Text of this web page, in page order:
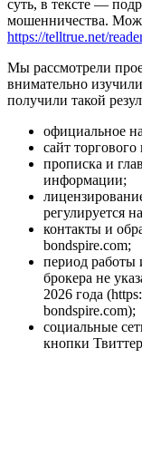
суть, в тексте —
мошенничества.
https://telltrue.net/
Мы рассмотрели
внимательно
получили такой
официальное
сайт
прописка и
информации;
регулируется
контакты и
bondspire.com;
период работы
брокера не
2026 года
bondspire.com);
социальные
кнопки